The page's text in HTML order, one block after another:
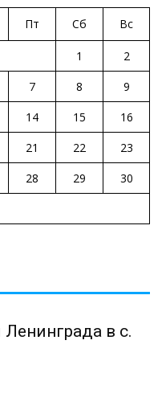
Пт Сб Вс
1
2
7 8
9
14 15
16
21 22
23
28 29
30
в с.